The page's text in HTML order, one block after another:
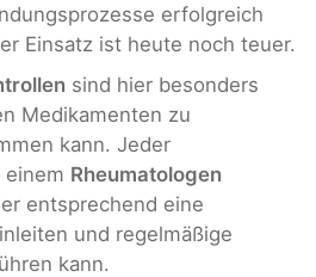
erfolgreich
Einsatz ist heute noch teuer.
sind hier besonders
Medikamenten zu
kann. Jeder
einem Rheumatologen
entsprechend eine
und regelmäßige
kann.